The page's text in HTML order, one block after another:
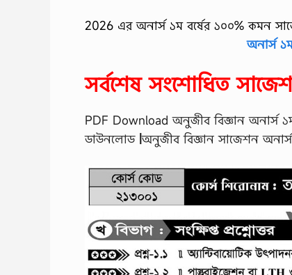
2026 এর অনার্স ১ম বর্ষের ১০০% কমন
অনার্স
সর্বশেষ সংশোধিত
PDF Download অনুজীব বিজ্ঞান অনার্স
ডাউনলোড |অনুজীব বিজ্ঞান সাজেশন অনার্স